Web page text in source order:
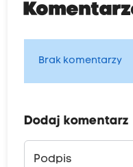
Brak komentarzy
Dodaj komentarz
Podpis